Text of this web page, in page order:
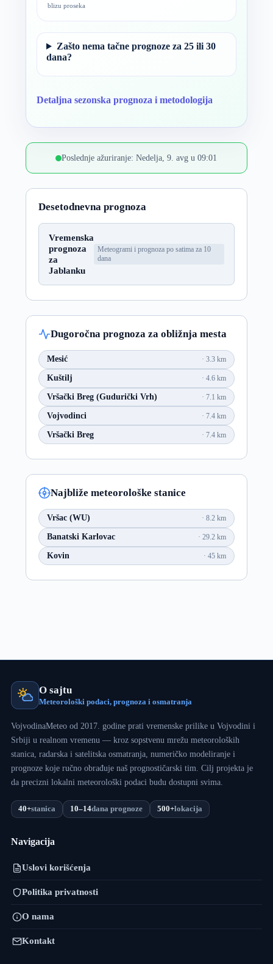
blizu proseka
Zašto nema tačne prognoze za 25 ili 30
dana?
Detaljna sezonska prognoza i metodologija
Poslednje ažuriranje: Nedelja, 9. avg u 09:01
Desetodnevna prognoza
Vremenska
prognoza
za
Jablanku
Meteogrami i prognoza po satima za 10
dana
Dugoročna prognoza za obližnja mesta
Mesić 3.3 km
Kuštilj 4.6 km
Vršački Breg (Gudurički Vrh) 7.1 km
Vojvodinci 7.4 km
Vršački Breg 7.4 km
Najbliže meteorološke stanice
Vršac (WU) 8.2 km
Banatski Karlovac 29.2 km
Kovin 45 km
O sajtu
Meteorološki podaci, prognoza i osmatranja
VojvodinaMeteo od 2017. godine prati vremenske prilike u Vojvodini i
Srbiji u realnom vremenu — kroz sopstvenu mrežu meteoroloških
stanica, radarska i satelitska osmatranja, numeričko modeliranje i
prognoze koje ručno obrađuje naš prognostičarski tim. Cilj projekta je
da precizni lokalni meteorološki podaci budu dostupni svima.
40+stanica 10–14dana prognoze 500+lokacija
Navigacija
Uslovi korišćenja
Politika privatnosti
O nama
Kontakt